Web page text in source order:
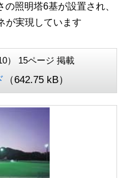
照明塔6基が設置され、
が実現しています
） 15ページ 掲載
（642.75 kB）